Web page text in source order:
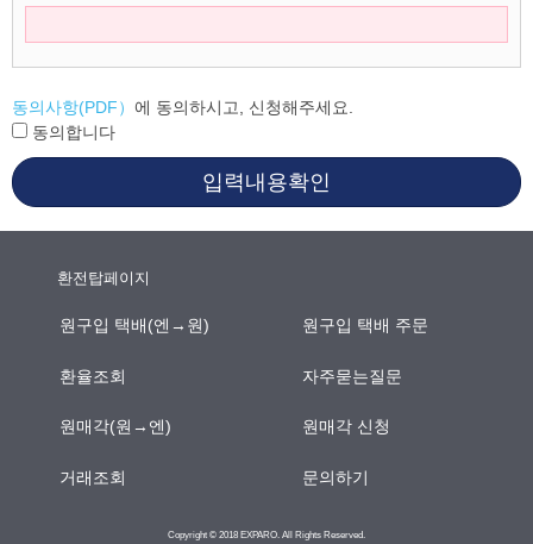
동의사항(PDF） 에 동의하시고, 신청해주세요.
동의합니다
입력내용확인
환전탑페이지
원구입 택배(엔→원) 원구입 택배 주문
환율조회 자주묻는질문
원매각(원→엔) 원매각 신청
거래조회 문의하기
Copyright © 2018 EXPARO. All Rights Reserved.